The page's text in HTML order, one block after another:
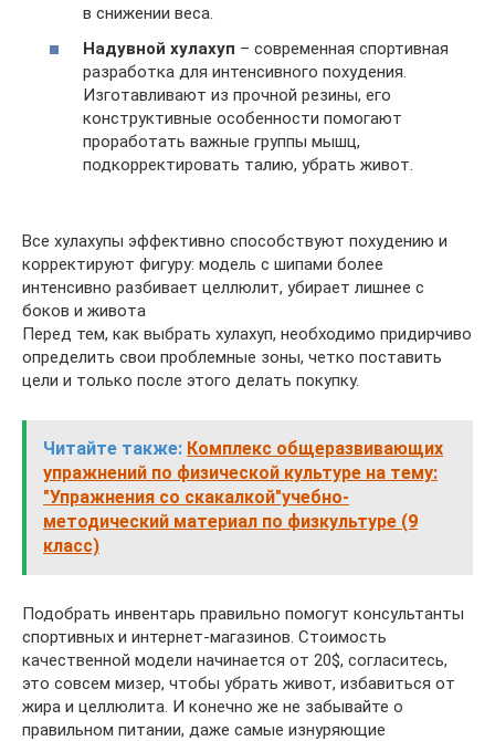
в снижении веса.
Надувной хулахуп – современная спортивная
разработка для интенсивного похудения.
Изготавливают из прочной резины, его
конструктивные особенности помогают
проработать важные группы мышц,
подкорректировать талию, убрать живот.
Все хулахупы эффективно способствуют похудению и
корректируют фигуру: модель с шипами более
интенсивно разбивает целлюлит, убирает лишнее с
боков и живота
Перед тем, как выбрать хулахуп, необходимо придирчиво
определить свои проблемные зоны, четко поставить
цели и только после этого делать покупку.
Читайте также: Комплекс общеразвивающих
упражнений по физической культуре на тему:
"Упражнения со скакалкой"учебно-
методический материал по физкультуре (9
класс)
Подобрать инвентарь правильно помогут консультанты
спортивных и интернет-магазинов. Стоимость
качественной модели начинается от 20$, согласитесь,
это совсем мизер, чтобы убрать живот, избавиться от
жира и целлюлита. И конечно же не забывайте о
правильном питании, даже самые изнуряющие